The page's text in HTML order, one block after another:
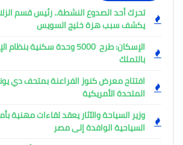
تحرك أحد الصدوع النشطة.. رئيس قسم
يكشف سبب هزة خليج السويس
الإسكان: طرح 5000 وحدة سكنية
بالتملك
افتتاح معرض كنوز الفراعنة بمتحف دي
المتحدة الأمريكية
وزير السياحة والآثار يعقد لقاءات مهنية
السياحية الوافدة إلى مصر